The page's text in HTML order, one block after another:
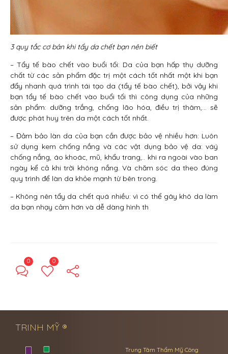
3 quy tắc cơ bản khi tẩy da chết bạn nên biết
– Tẩy tế bào chết vào buổi tối: Da của bạn hấp thụ dưỡng
chất từ các sản phẩm đặc trị một cách tốt nhất một khi bạn
đẩy nhanh quá trình tái tạo da (tẩy tế bào chết), bởi vậy khi
bạn tẩy tế bào chết vào buổi tối thì công dụng của những
sản phẩm: dưỡng trắng, chống lão hóa, điều trị thâm,… sẽ
được phát huy trên da một cách tốt nhất.
– Đảm bảo làn da của bạn cần được bảo vệ nhiều hơn: Luôn
sử dụng kem chống nắng và các vật dụng bảo vệ da: váý
chống nắng, áo khoác, mũ, khẩu trang,.. khi ra ngoài vào ban
ngày kể cả khi trời không nắng. Và chăm sóc da theo đúng
quy trình để làn da khỏe mạnh từ bên trong.
– Không nên tẩy da chết quá nhiều: vì có thể gây khô da làm
da bạn nhạy cảm hơn và dễ dàng hình th
0 0
TRINH MỸ ®
Trung Tâm Thẩm Mỹ Công